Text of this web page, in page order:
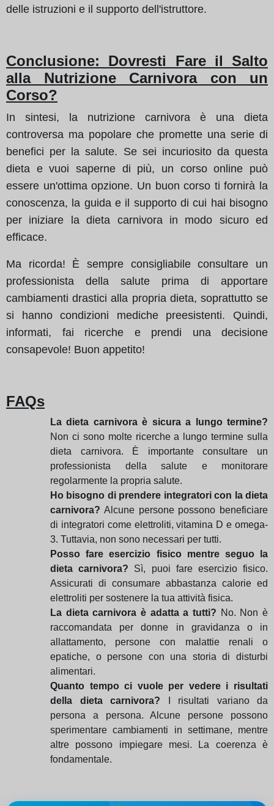
delle istruzioni e il supporto dell'istruttore.
Conclusione: Dovresti Fare il Salto
alla Nutrizione Carnivora con un
Corso?
In sintesi, la nutrizione carnivora è una dieta
controversa ma popolare che promette una serie di
benefici per la salute. Se sei incuriosito da questa
dieta e vuoi saperne di più, un corso online può
essere un'ottima opzione. Un buon corso ti fornirà la
conoscenza, la guida e il supporto di cui hai bisogno
per iniziare la dieta carnivora in modo sicuro ed
efficace.
Ma ricorda! È sempre consigliabile consultare un
professionista della salute prima di apportare
cambiamenti drastici alla propria dieta, soprattutto se
si hanno condizioni mediche preesistenti. Quindi,
informati, fai ricerche e prendi una decisione
consapevole! Buon appetito!
FAQs
La dieta carnivora è sicura a lungo termine?
Non ci sono molte ricerche a lungo termine sulla
dieta carnivora. È importante consultare un
professionista della salute e monitorare
regolarmente la propria salute.
Ho bisogno di prendere integratori con la dieta
carnivora? Alcune persone possono beneficiare
di integratori come elettroliti, vitamina D e omega-
3. Tuttavia, non sono necessari per tutti.
Posso fare esercizio fisico mentre seguo la
dieta carnivora? Sì, puoi fare esercizio fisico.
Assicurati di consumare abbastanza calorie ed
elettroliti per sostenere la tua attività fisica.
La dieta carnivora è adatta a tutti? No. Non è
raccomandata per donne in gravidanza o in
allattamento, persone con malattie renali o
epatiche, o persone con una storia di disturbi
alimentari.
Quanto tempo ci vuole per vedere i risultati
della dieta carnivora? I risultati variano da
persona a persona. Alcune persone possono
sperimentare cambiamenti in settimane, mentre
altre possono impiegare mesi. La coerenza è
fondamentale.